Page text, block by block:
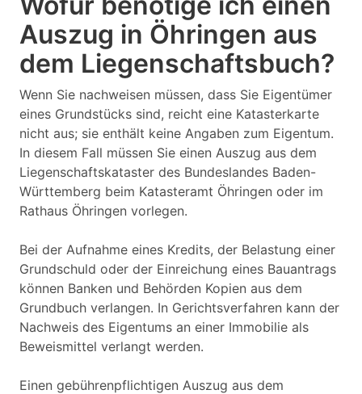
Auszug in Öhringen aus
dem Liegenschaftsbuch?
Wenn Sie nachweisen müssen, dass Sie Eigentümer
eines Grundstücks sind, reicht eine Katasterkarte
nicht aus; sie enthält keine Angaben zum Eigentum.
In diesem Fall müssen Sie einen Auszug aus dem
Liegenschaftskataster des Bundeslandes Baden-
Württemberg beim Katasteramt Öhringen oder im
Rathaus Öhringen vorlegen.
Bei der Aufnahme eines Kredits, der Belastung einer
Grundschuld oder der Einreichung eines Bauantrags
können Banken und Behörden Kopien aus dem
Grundbuch verlangen. In Gerichtsverfahren kann der
Nachweis des Eigentums an einer Immobilie als
Beweismittel verlangt werden.
Einen gebührenpflichtigen Auszug aus dem